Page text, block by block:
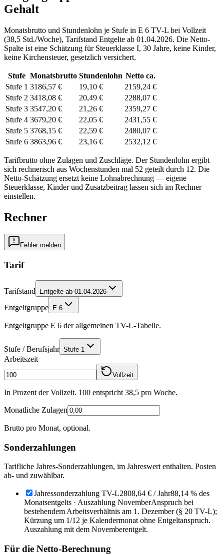
Gehalt
Monatsbrutto und Stundenlohn je Stufe in E 6 TV-L bei Vollzeit
(38,5 Std./Woche), Tarifstand Entgelte ab 01.04.2026. Die Netto-
Spalte ist eine Schätzung für Steuerklasse I, 30 Jahre, keine Kinder,
keine Kirchensteuer, gesetzlich versichert.
Stufe Monatsbrutto Stundenlohn Netto ca.
Stufe 1 3186,57 € 19,10 €
2159,24 €
Stufe 2 3418,08 € 20,49 €
2288,07 €
Stufe 3 3547,20 € 21,26 €
2359,27 €
Stufe 4 3679,20 € 22,05 €
2431,55 €
Stufe 5 3768,15 € 22,59 €
2480,07 €
Stufe 6 3863,96 € 23,16 € 2532,12 €
Tarifbrutto ohne Zulagen und Zuschläge. Der Stundenlohn ergibt
sich rechnerisch aus Wochenstunden mal 52 geteilt durch 12. Die
Netto-Schätzung ersetzt keine Lohnabrechnung — eigene
Steuerklasse, Kinder und Zusatzbeitrag lassen sich im Rechner
einstellen.
Rechner
Fehler melden
Tarif
Tarifstand Entgelte ab 01.04.2026
Entgeltgruppe E 6
Entgeltgruppe E 6 der allgemeinen TV-L-Tabelle.
Stufe / Berufsjahr Stufe 1
Arbeitszeit
Vollzeit
In Prozent der Vollzeit. 100 entspricht 38,5 pro Woche.
Monatliche Zulagen
Brutto pro Monat, optional.
Sonderzahlungen
Tarifliche Jahres-Sonderzahlungen, im Jahreswert enthalten. Posten
ab- und zuwählbar.
Jahressonderzahlung TV-L2808,64 € / Jahr88,14 % des
Monatsentgelts · Auszahlung NovemberAnspruch bei
bestehendem Arbeitsverhältnis am 1. Dezember (§ 20 TV-L);
Kürzung um 1/12 je Kalendermonat ohne Entgeltanspruch.
Auszahlung mit dem Novemberentgelt.
Für die Netto-Berechnung